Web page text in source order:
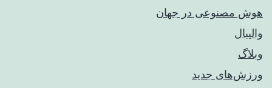
هوش مصنوعی در جهان
والیبال
وبلاگ
ورزش‌های جدید